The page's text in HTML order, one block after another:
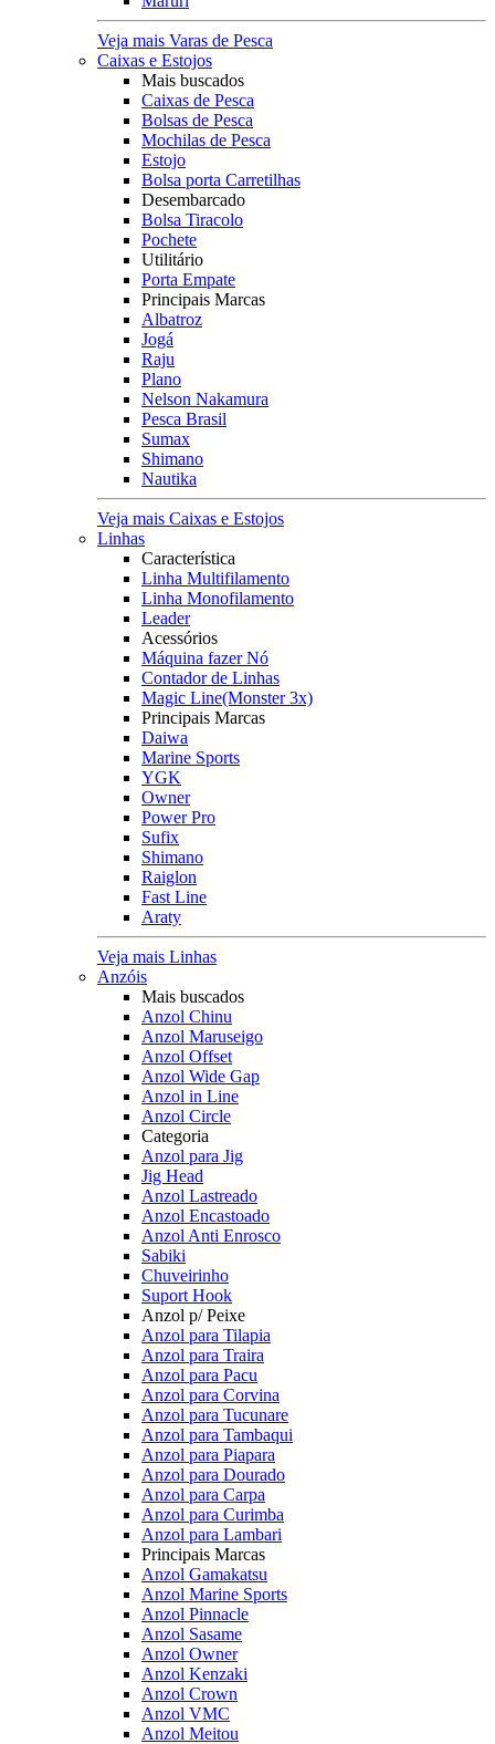
Veja mais Varas de Pesca
Caixas e Estojos
Mais buscados
Caixas de Pesca
Bolsas de Pesca
Mochilas de Pesca
Estojo
Bolsa porta Carretilhas
Desembarcado
Bolsa Tiracolo
Pochete
Utilitário
Porta Empate
Principais Marcas
Albatroz
Jogá
Raju
Plano
Nelson Nakamura
Pesca Brasil
Sumax
Shimano
Nautika
Veja mais Caixas e Estojos
Linhas
Característica
Linha Multifilamento
Linha Monofilamento
Leader
Acessórios
Máquina fazer Nó
Contador de Linhas
Magic Line(Monster 3x)
Principais Marcas
Daiwa
Marine Sports
YGK
Owner
Power Pro
Sufix
Shimano
Raiglon
Fast Line
Araty
Veja mais Linhas
Anzóis
Mais buscados
Anzol Chinu
Anzol Maruseigo
Anzol Offset
Anzol Wide Gap
Anzol in Line
Anzol Circle
Categoria
Anzol para Jig
Jig Head
Anzol Lastreado
Anzol Encastoado
Anzol Anti Enrosco
Sabiki
Chuveirinho
Suport Hook
Anzol p/ Peixe
Anzol para Tilapia
Anzol para Traira
Anzol para Pacu
Anzol para Corvina
Anzol para Tucunare
Anzol para Tambaqui
Anzol para Piapara
Anzol para Dourado
Anzol para Carpa
Anzol para Curimba
Anzol para Lambari
Principais Marcas
Anzol Gamakatsu
Anzol Marine Sports
Anzol Pinnacle
Anzol Sasame
Anzol Owner
Anzol Kenzaki
Anzol Crown
Anzol VMC
Anzol Meitou